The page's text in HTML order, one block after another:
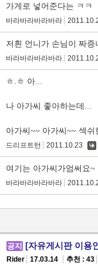
가게로 넣어준다는 ㅋㅋ
바라바라바라바라
저흰 언니가 손님이 짜
바라바라바라바라
ㅎ.ㅎ 아...
나 아가씨 좋아하는데...
아가씨~~ 아가씨~~ 섹
드리프트턴 2011.10.23
여기는 아가씨가엄써요~
바라바라바라바라
공지 [자유게시판 이용
Rider
17.03.14 추천 : 43